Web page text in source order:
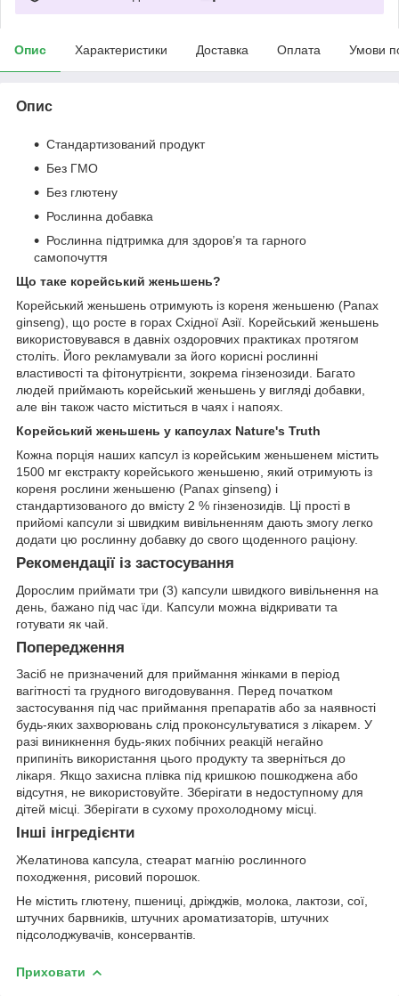
Опис Характеристики Доставка Оплата Умови
Опис
Стандартизований продукт
Без ГМО
Без глютену
Рослинна добавка
Рослинна підтримка для здоров’я та гарного
самопочуття
Що таке корейський женьшень?
Корейський женьшень отримують із кореня женьшеню (Panax
ginseng), що росте в горах Східної Азії. Корейський женьшень
використовувався в давніх оздоровчих практиках протягом
століть. Його рекламували за його корисні рослинні
властивості та фітонутрієнти, зокрема гінзенозиди. Багато
людей приймають корейський женьшень у вигляді добавки,
але він також часто міститься в чаях і напоях.
Корейський женьшень у капсулах Nature's Truth
Кожна порція наших капсул із корейським женьшенем містить
1500 мг екстракту корейського женьшеню, який отримують із
кореня рослини женьшеню (Panax ginseng) і
стандартизованого до вмісту 2 % гінзенозидів. Ці прості в
прийомі капсули зі швидким вивільненням дають змогу легко
додати цю рослинну добавку до свого щоденного раціону.
Рекомендації із застосування
Дорослим приймати три (3) капсули швидкого вивільнення на
день, бажано під час їди. Капсули можна відкривати та
готувати як чай.
Попередження
Засіб не призначений для приймання жінками в період
вагітності та грудного вигодовування. Перед початком
застосування під час приймання препаратів або за наявності
будь-яких захворювань слід проконсультуватися з лікарем. У
разі виникнення будь-яких побічних реакцій негайно
припиніть використання цього продукту та зверніться до
лікаря. Якщо захисна плівка під кришкою пошкоджена або
відсутня, не використовуйте. Зберігати в недоступному для
дітей місці. Зберігати в сухому прохолодному місці.
Інші інгредієнти
Желатинова капсула, стеарат магнію рослинного
походження, рисовий порошок.
Не містить глютену, пшениці, дріжджів, молока, лактози, сої,
штучних барвників, штучних ароматизаторів, штучних
підсолоджувачів, консервантів.
Приховати